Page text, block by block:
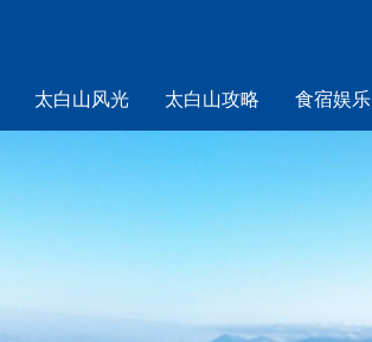
太白山风光 太白山攻略 食宿娱乐